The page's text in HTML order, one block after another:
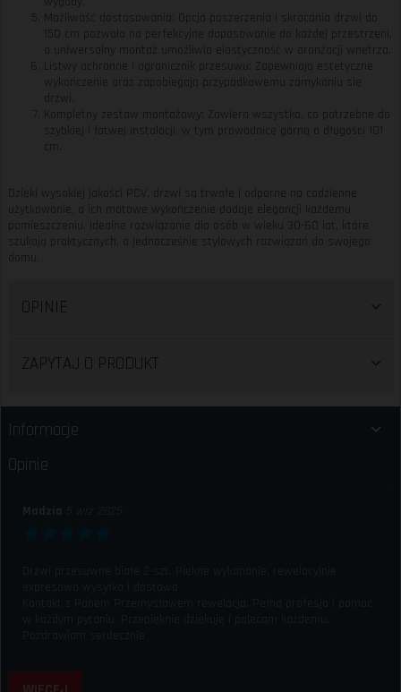
Możliwość dostosowania: Opcja poszerzenia i skracania drzwi do
150 cm pozwala na perfekcyjne dopasowanie do każdej przestrzeni,
a uniwersalny montaż umożliwia elastyczność w aranżacji wnętrza.
Listwy ochronne i ogranicznik przesuwu: Zapewniają estetyczne
wykończenie oraz zapobiegają przypadkowemu zamykaniu się
drzwi.
Kompletny zestaw montażowy: Zawiera wszystko, co potrzebne do
szybkiej i łatwej instalacji, w tym prowadnicę górną o długości 101
cm.
Dzięki wysokiej jakości PCV, drzwi są trwałe i odporne na codzienne
użytkowanie, a ich matowe wykończenie dodaje elegancji każdemu
pomieszczeniu. Idealne rozwiązanie dla osób w wieku 30-60 lat, które
szukają praktycznych, a jednocześnie stylowych rozwiązań do swojego
domu.
OPINIE
ZAPYTAJ O PRODUKT
Informacje
Opinie